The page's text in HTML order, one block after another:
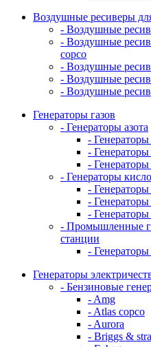
Воздушные ресиверы
- Воздушные
- Воздушные
copco
- Воздушные
- Воздушные
- Воздушные
Генераторы газов
- Генераторы азота
-
-
- Генераторы
- Генераторы
-
-
-
- Промышленные
станции
- Генераторы
Генераторы
- Бензиновые
- Amg
- Atlas copco
- Aurora
- Briggs &